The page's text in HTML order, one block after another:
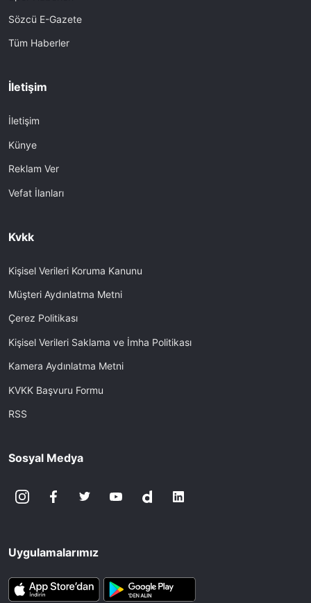
Sözcü E-Gazete
Tüm Haberler
İletişim
İletişim
Künye
Reklam Ver
Vefat İlanları
Kvkk
Kişisel Verileri Koruma Kanunu
Müşteri Aydınlatma Metni
Çerez Politikası
Kişisel Verileri Saklama ve İmha Politikası
Kamera Aydınlatma Metni
KVKK Başvuru Formu
RSS
Sosyal Medya
Uygulamalarımız